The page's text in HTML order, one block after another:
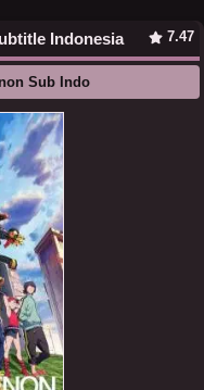
Indonesia 7.47
Sub Indo